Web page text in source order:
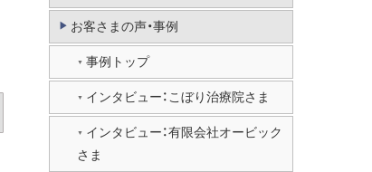
お客さまの声・事例
事例トップ
インタビュー：こぼり治療院さま
インタビュー：有限会社オービック
さま